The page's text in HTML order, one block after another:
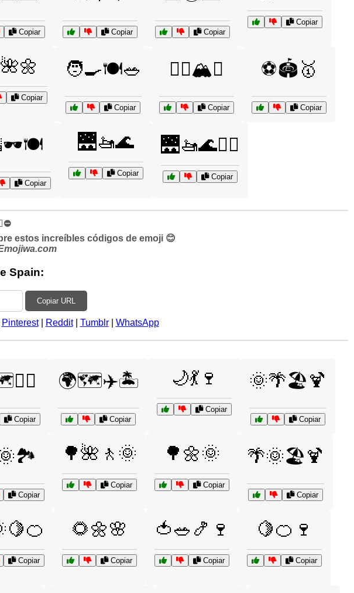
Copiar Copiar Copiar
Copiar
Copiar
🧑‍🍳🍽️🥗
Copiar
🧗‍♂️🏔️⛷️
Copiar
⚽🏟️🥇
Copiar
Copiar
🌉🚤🌊
Copiar
🌉🚤🌊🏄‍♀️
Copiar
estos increíbles códigos de emoji 😊
Spain:
Copiar URL
Pinterest| Reddit| Tumblr| WhatsApp
Copiar
🌍🗺️✈️🏝️
Copiar
🌙💃🍷
Copiar
🌞🌴🏖️🍹
Copiar
Copiar
🌳🌺🚶🌞
Copiar
🌳🌼🌞
Copiar
🌴🌞🏖️🍹
Copiar
Copiar
🌻🌼🌸
Copiar
🍅🥗🍤🍷
Copiar
🍋🍊🍷
Copiar